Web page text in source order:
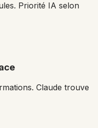
Priorité IA selon
Claude trouve